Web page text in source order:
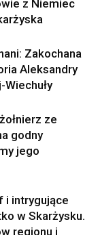
z Niemiec
Zakochana
Aleksandry
ze
godny
jego
i intrygujące
w Skarżysku.
regionu i